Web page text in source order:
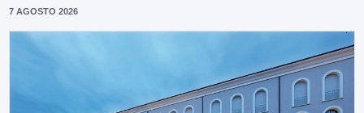
7 AGOSTO 2026